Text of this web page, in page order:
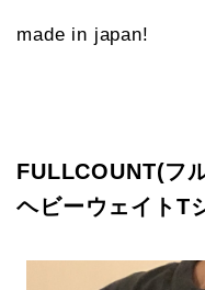
made in japan!
FULLCOUNT(フ
ヘビーウェイトT